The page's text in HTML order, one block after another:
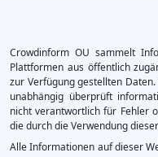
Crowdinform OU sammelt
Plattformen aus öffentlich
zur Verfügung gestellten
unabhängig überprüft
nicht verantwortlich für Fehler
die durch die Verwendung
Alle Informationen auf dieser